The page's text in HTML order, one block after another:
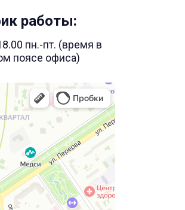
работы:
пн.-пт. (время в
поясе офиса)